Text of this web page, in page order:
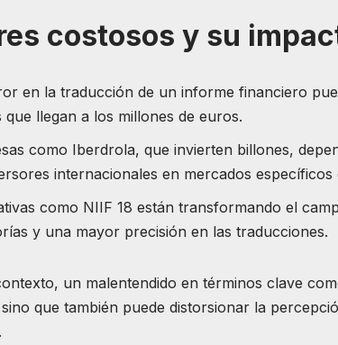
costosos y su
en la traducción de un informe financiero
que llegan a los millones de euros.
como Iberdrola, que invierten billones,
internacionales en mercados
como NIIF 18 están transformando el
y una mayor precisión en las traducciones.
un malentendido en términos clave
que también puede distorsionar la